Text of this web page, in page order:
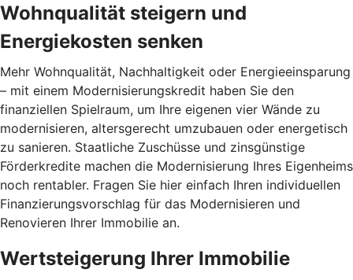
Wohnqualität steigern und
Energiekosten senken
Mehr Wohnqualität, Nachhaltigkeit oder Energieeinsparung
– mit einem Modernisierungskredit haben Sie den
finanziellen Spielraum, um Ihre eigenen vier Wände zu
modernisieren, altersgerecht umzubauen oder energetisch
zu sanieren. Staatliche Zuschüsse und zinsgünstige
Förderkredite machen die Modernisierung Ihres Eigenheims
noch rentabler. Fragen Sie hier einfach Ihren individuellen
Finanzierungsvorschlag für das Modernisieren und
Renovieren Ihrer Immobilie an.
Wertsteigerung Ihrer Immobilie